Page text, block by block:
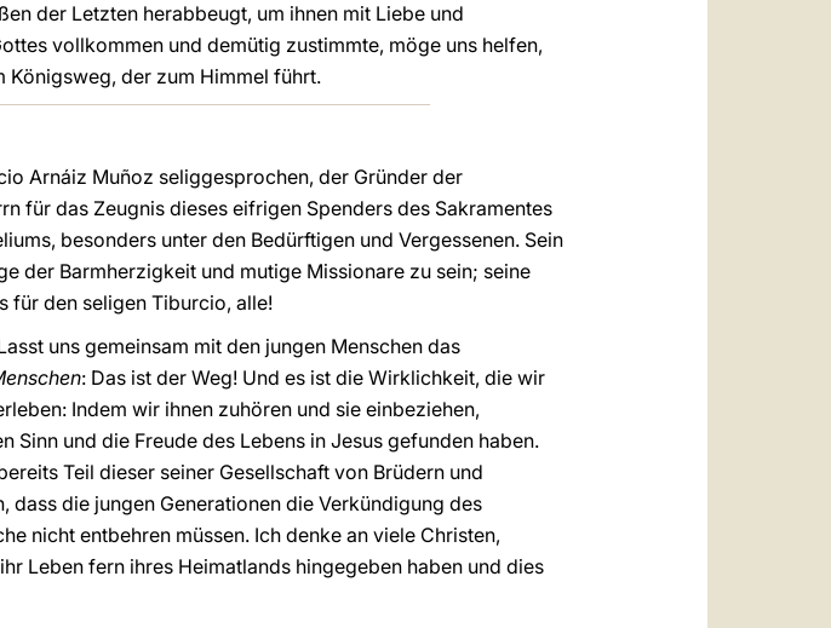
der Letzten herabbeugt, um ihnen mit Liebe und
vollkommen und demütig zustimmte, möge uns helfen,
Königsweg, der zum Himmel führt.
Arnáiz Muñoz seliggesprochen, der Gründer der
für das Zeugnis dieses eifrigen Spenders des Sakramentes
besonders unter den Bedürftigen und Vergessenen. Sein
der Barmherzigkeit und mutige Missionare zu sein; seine
für den seligen Tiburcio, alle!
uns gemeinsam mit den jungen Menschen das
: Das ist der Weg! Und es ist die Wirklichkeit, die wir
Indem wir ihnen zuhören und sie einbeziehen,
und die Freude des Lebens in Jesus gefunden haben.
Teil dieser seiner Gesellschaft von Brüdern und
die jungen Generationen die Verkündigung des
nicht entbehren müssen. Ich denke an viele Christen,
Leben fern ihres Heimatlands hingegeben haben und dies